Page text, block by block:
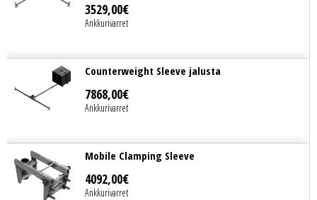
3529,00€
Ankkurivarret
Counterweight Sleeve jalusta
7868,00€
Ankkurivarret
Mobile Clamping Sleeve
4092,00€
Ankkurivarret